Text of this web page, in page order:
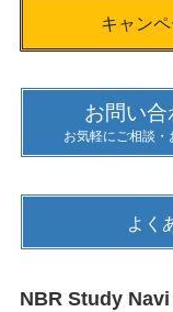
キャン
お問い合
お気軽にご相談・
よく
NBR Study Navi